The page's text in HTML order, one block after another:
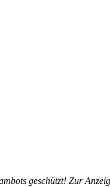
geschützt! Zur